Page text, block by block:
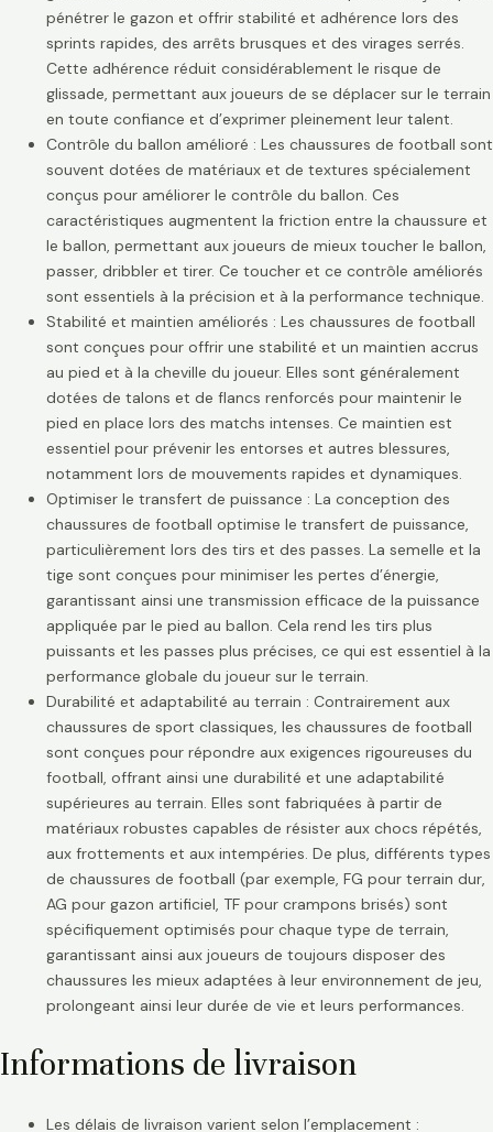
pénétrer le gazon et offrir stabilité et adhérence lors des
sprints rapides, des arrêts brusques et des virages serrés.
Cette adhérence réduit considérablement le risque de
glissade, permettant aux joueurs de se déplacer sur le terrain
en toute confiance et d’exprimer pleinement leur talent.
Contrôle du ballon amélioré : Les chaussures de football sont
souvent dotées de matériaux et de textures spécialement
conçus pour améliorer le contrôle du ballon. Ces
caractéristiques augmentent la friction entre la chaussure et
le ballon, permettant aux joueurs de mieux toucher le ballon,
passer, dribbler et tirer. Ce toucher et ce contrôle améliorés
sont essentiels à la précision et à la performance technique.
Stabilité et maintien améliorés : Les chaussures de football
sont conçues pour offrir une stabilité et un maintien accrus
au pied et à la cheville du joueur. Elles sont généralement
dotées de talons et de flancs renforcés pour maintenir le
pied en place lors des matchs intenses. Ce maintien est
essentiel pour prévenir les entorses et autres blessures,
notamment lors de mouvements rapides et dynamiques.
Optimiser le transfert de puissance : La conception des
chaussures de football optimise le transfert de puissance,
particulièrement lors des tirs et des passes. La semelle et la
tige sont conçues pour minimiser les pertes d’énergie,
garantissant ainsi une transmission efficace de la puissance
appliquée par le pied au ballon. Cela rend les tirs plus
puissants et les passes plus précises, ce qui est essentiel à la
performance globale du joueur sur le terrain.
Durabilité et adaptabilité au terrain : Contrairement aux
chaussures de sport classiques, les chaussures de football
sont conçues pour répondre aux exigences rigoureuses du
football, offrant ainsi une durabilité et une adaptabilité
supérieures au terrain. Elles sont fabriquées à partir de
matériaux robustes capables de résister aux chocs répétés,
aux frottements et aux intempéries. De plus, différents types
de chaussures de football (par exemple, FG pour terrain dur,
AG pour gazon artificiel, TF pour crampons brisés) sont
spécifiquement optimisés pour chaque type de terrain,
garantissant ainsi aux joueurs de toujours disposer des
chaussures les mieux adaptées à leur environnement de jeu,
prolongeant ainsi leur durée de vie et leurs performances.
Informations de livraison
Les délais de livraison varient selon l’emplacement :